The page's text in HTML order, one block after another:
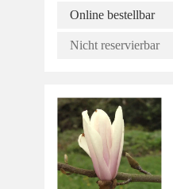
Online bestellbar
Nicht reservierbar